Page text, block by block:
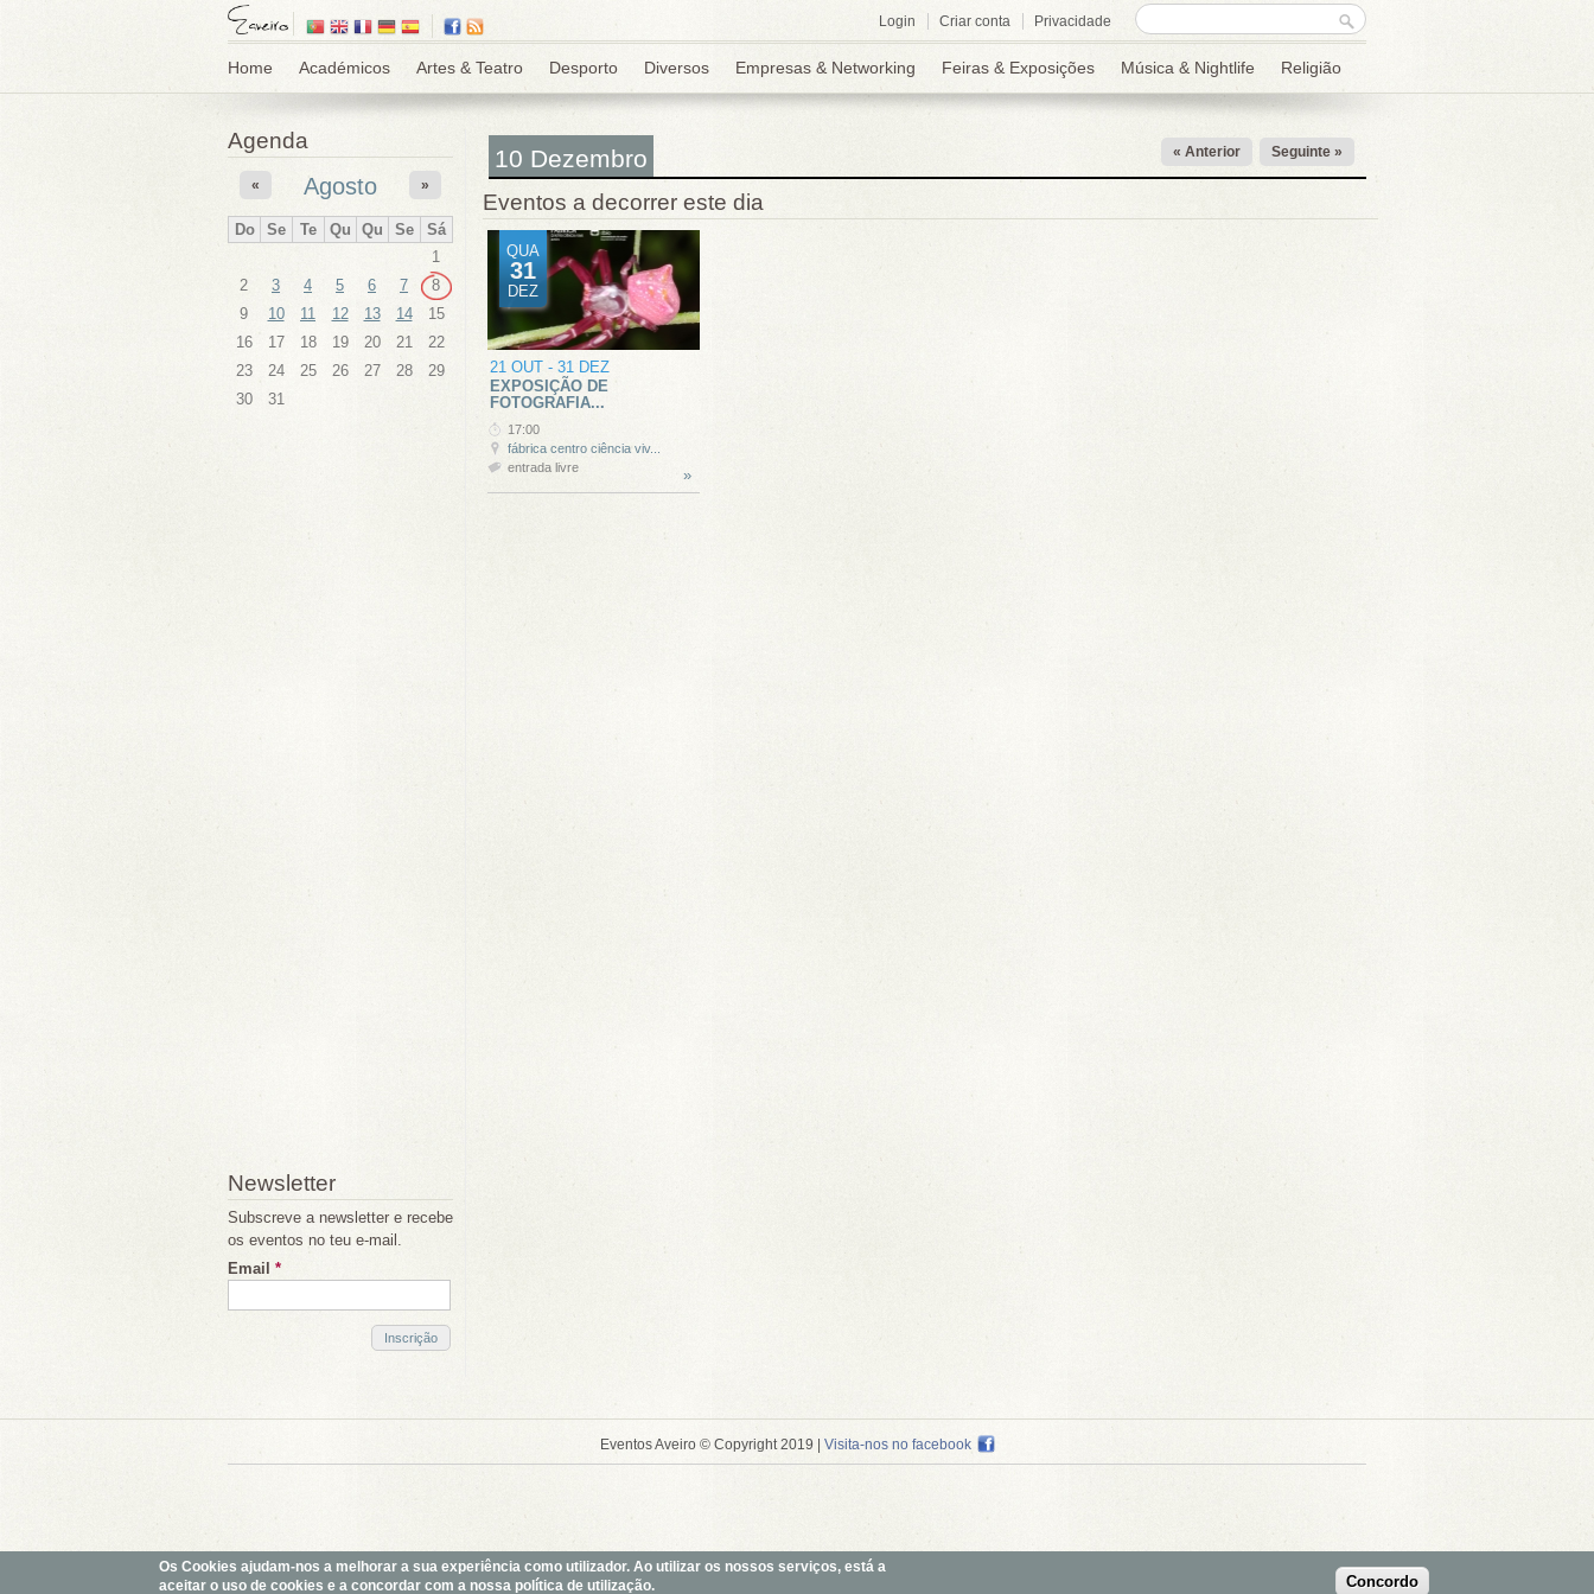
Formulário de
procura
Procurar
Login Criar conta Privacidade
Home Académicos Artes & Teatro Desporto Diversos Empresas & Networking Feiras & Exposições Música & Nightlife Religião
Agenda
Agosto
« »
Do Se Te Qu Qu Se
Sá
1
2
3 4 5 6 7
8
9
10 11 12 13 14
15
16
17 18 19 20 21
22
23
24 25 26 27 28
29
30
31
Newsletter
Subscreve a newsletter e recebe
os eventos no teu e-mail.
Email *
10 Dezembro « Anterior Seguinte »
Eventos a decorrer este dia
QUA
31
DEZ
21 OUT - 31 DEZ
EXPOSIÇÃO DE
FOTOGRAFIA...
»
17:00
fábrica centro ciência viv...
entrada livre
Eventos Aveiro © Copyright 2019 | Visita-nos no facebook
Os Cookies ajudam-nos a melhorar a sua experiência como utilizador. Ao utilizar os nossos serviços, está a
aceitar o uso de cookies e a concordar com a nossa política de utilização.
Concordo